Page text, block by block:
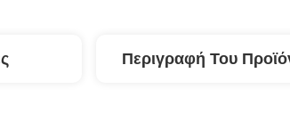
Περιγραφή Του